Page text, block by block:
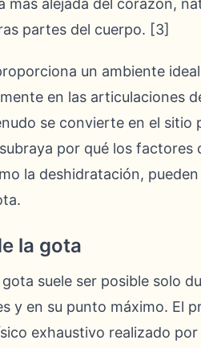
más alejada del corazón,
partes del cuerpo. [3]
un ambiente
en las articulaciones
se convierte en el sitio
por qué los
la deshidratación,
la gota
suele ser posible solo
y en su punto máximo. El
exhaustivo realizado